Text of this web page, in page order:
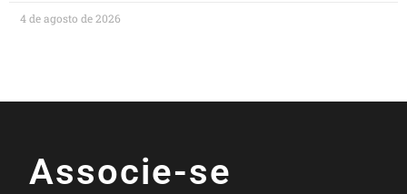
4 de agosto de 2026
Associe-se